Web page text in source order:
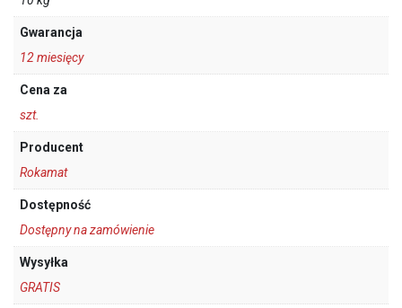
Gwarancja
12 miesięcy
Cena za
szt.
Producent
Rokamat
Dostępność
Dostępny na zamówienie
Wysyłka
GRATIS